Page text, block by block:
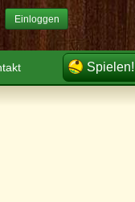
Einloggen
Spielen!